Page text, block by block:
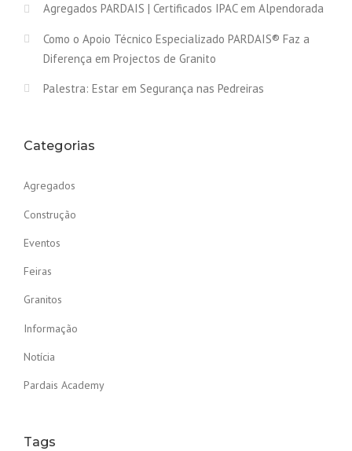
Agregados PARDAIS | Certificados IPAC em Alpendorada
Como o Apoio Técnico Especializado PARDAIS® Faz a
Diferença em Projectos de Granito
Palestra: Estar em Segurança nas Pedreiras
Categorias
Agregados
Construção
Eventos
Feiras
Granitos
Informação
Notícia
Pardais Academy
Tags